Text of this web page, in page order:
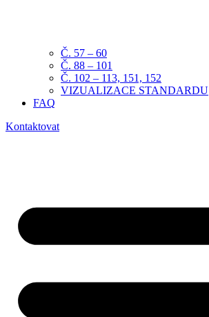
Č. 57 – 60
Č. 88 – 101
Č. 102 – 113, 151, 152
VIZUALIZACE STANDARDU
FAQ
Kontaktovat